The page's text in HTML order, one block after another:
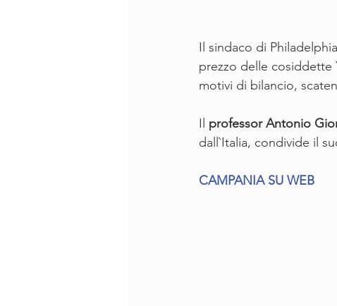
Il sindaco di Philadelphia
prezzo delle cosiddette
motivi di bilancio,
Il professor Antonio
dall`Italia, condivide il
CAMPANIA SU WEB